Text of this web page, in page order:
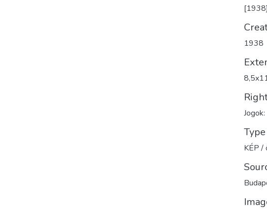
[1938]
1938
Type
KÉP /